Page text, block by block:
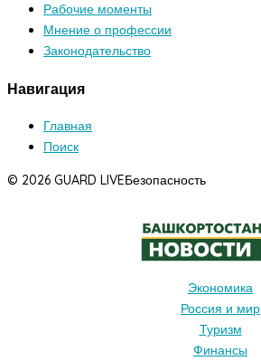
Рабочие моменты
Мнение о профессии
Законодательство
Навигация
Главная
Поиск
© 2026 GUARD LIVEБезопасность
Экономика
Россия и мир
Туризм
Финансы